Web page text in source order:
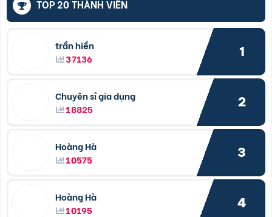
TOP 20 THÀNH VIÊN
trần hiền
37136
1
Chuyên sỉ gia dụng
18825
2
Hoàng Hà
10575
3
Hoàng Hà
10195
4